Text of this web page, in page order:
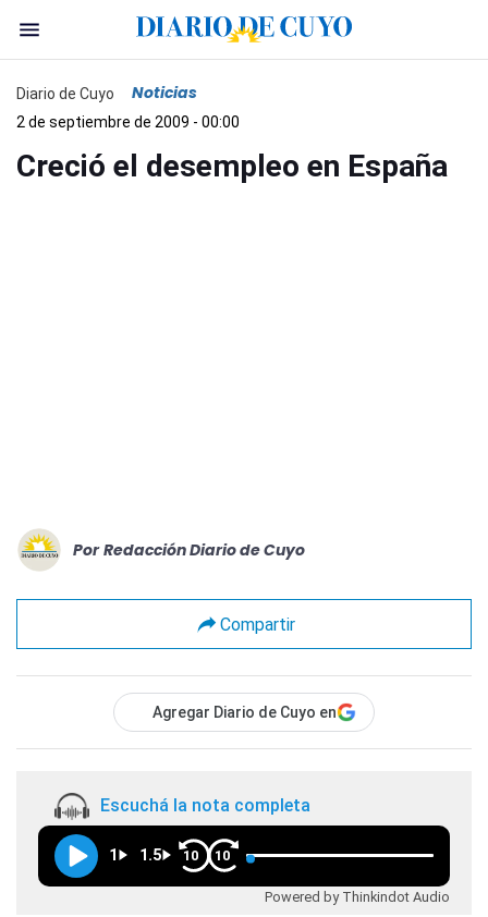
Diario de Cuyo Noticias
2 de septiembre de 2009 - 00:00
Creció el desempleo en España
Por Redacción Diario de Cuyo
Compartir
Agregar Diario de Cuyo en
Escuchá la nota completa
1 1.5 10 10
Powered by Thinkindot Audio